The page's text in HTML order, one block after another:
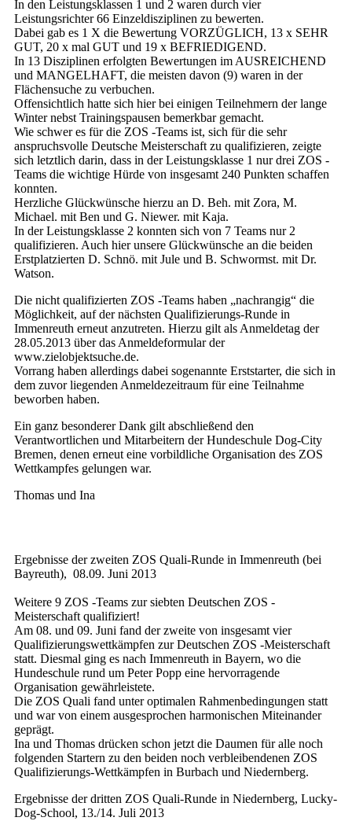
In den Leistungsklassen 1 und 2 waren durch vier
Leistungsrichter 66 Einzeldisziplinen zu bewerten.
Dabei gab es 1 X die Bewertung VORZÜGLICH, 13 x SEHR
GUT, 20 x mal GUT und 19 x BEFRIEDIGEND.
In 13 Disziplinen erfolgten Bewertungen im AUSREICHEND
und MANGELHAFT, die meisten davon (9) waren in der
Flächensuche zu verbuchen.
Offensichtlich hatte sich hier bei einigen Teilnehmern der lange
Winter nebst Trainingspausen bemerkbar gemacht.
Wie schwer es für die ZOS -Teams ist, sich für die sehr
anspruchsvolle Deutsche Meisterschaft zu qualifizieren, zeigte
sich letztlich darin, dass in der Leistungsklasse 1 nur drei ZOS -
Teams die wichtige Hürde von insgesamt 240 Punkten schaffen
konnten.
Herzliche Glückwünsche hierzu an D. Beh. mit Zora, M.
Michael. mit Ben und G. Niewer. mit Kaja.
In der Leistungsklasse 2 konnten sich von 7 Teams nur 2
qualifizieren. Auch hier unsere Glückwünsche an die beiden
Erstplatzierten D. Schnö. mit Jule und B. Schwormst. mit Dr.
Watson.
Die nicht qualifizierten ZOS -Teams haben „nachrangig“ die
Möglichkeit, auf der nächsten Qualifizierungs-Runde in
Immenreuth erneut anzutreten. Hierzu gilt als Anmeldetag der
28.05.2013 über das Anmeldeformular der
www.zielobjektsuche.de.
Vorrang haben allerdings dabei sogenannte Erststarter, die sich in
dem zuvor liegenden Anmeldezeitraum für eine Teilnahme
beworben haben.
Ein ganz besonderer Dank gilt abschließend den
Verantwortlichen und Mitarbeitern der Hundeschule Dog-City
Bremen, denen erneut eine vorbildliche Organisation des ZOS
Wettkampfes gelungen war.
Thomas und Ina
Ergebnisse der zweiten ZOS Quali-Runde in Immenreuth (bei
Bayreuth), 08.09. Juni 2013
Weitere 9 ZOS -Teams zur siebten Deutschen ZOS -
Meisterschaft qualifiziert!
Am 08. und 09. Juni fand der zweite von insgesamt vier
Qualifizierungswettkämpfen zur Deutschen ZOS -Meisterschaft
statt. Diesmal ging es nach Immenreuth in Bayern, wo die
Hundeschule rund um Peter Popp eine hervorragende
Organisation gewährleistete.
Die ZOS Quali fand unter optimalen Rahmenbedingungen statt
und war von einem ausgesprochen harmonischen Miteinander
geprägt.
Ina und Thomas drücken schon jetzt die Daumen für alle noch
folgenden Startern zu den beiden noch verbleibendenen ZOS
Qualifizierungs-Wettkämpfen in Burbach und Niedernberg.
Ergebnisse der dritten ZOS Quali-Runde in Niedernberg, Lucky-
Dog-School, 13./14. Juli 2013